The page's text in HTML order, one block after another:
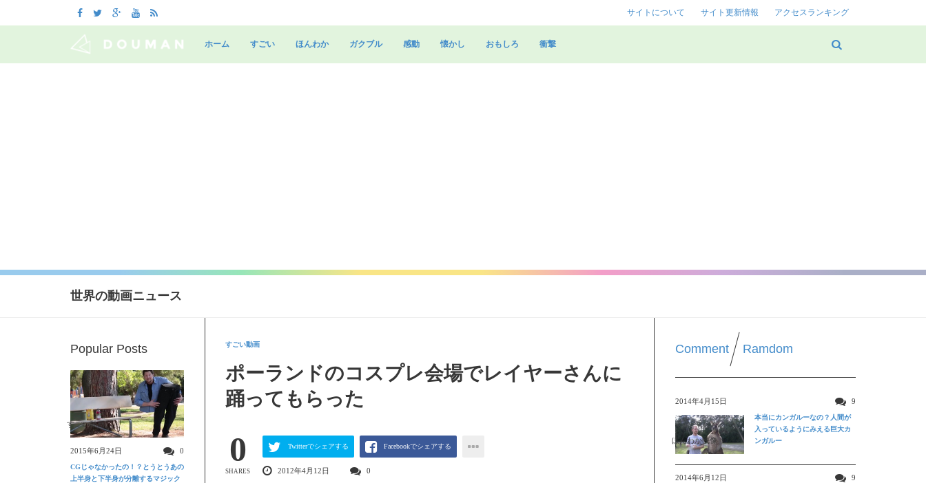
サイトについて サイト更新情報 アクセスランキング
to
ホーム すごい ほんわか ガクブル 感動 懐かし おもしろ 衝撃
世界の動画ニュース
すごい動画
ポーランドのコスプレ会場でレイヤーさんに
踊ってもらった
0
SHARES
Twitterでシェアする Facebookでシェアする
2012年4月12日 0
Comment Ramdom
2014年4月15日 9
ほんわか映像
本当にカンガルーなの？人間が
入っているようにみえる巨大カ
ンガルー
2014年6月12日 9
Popular Posts
すごい動画
2015年6月24日 0
CGじゃなかったの！？とうとうあの
上半身と下半身が分離するマジック